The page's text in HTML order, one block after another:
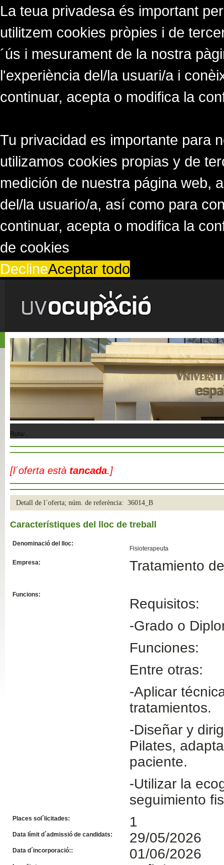
La teua privadesa és important
utilitzem cookies pròpies i de
´ús i mesurament de la nostra
l'experiència del/la usuari/a i
continuar, acepta o modifica la
Tu privacidad es importante para
utilizamos cookies propias y de
medición de nuestra página web,
del/la usuario/a, así como para
continuar, acepta o modifica la
de cookies
DeclineAceptar todo
Ruta/..
[l´oferta està tancada.]
Detall de l´oferta; núm. de referència: 36014_B
Característiques del lloc de treball
Denominació del lloc:
Fisioterapeuta
Empresa:
Tratamiento
Funcions:
Requisitos:
-Grado o
Funciones:
Entre otras:
-Aplicar
tratamientos.
-Diseñar y
Pilates,
paciente.
-Utilizar la
seguimiento
Places sol´licitades: 1
Data límit d´admissió de candidats: 29/05/2026
Data d´incorporació:: 01/06/2026